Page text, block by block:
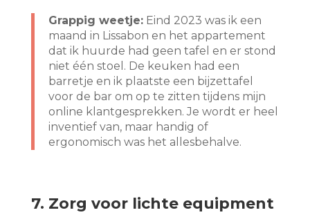
Grappig weetje:Eind 2023 was ik een
maand in Lissabon en het appartement
dat ik huurde had geen tafel en er stond
niet één stoel. De keuken had een
barretje en ik plaatste een bijzettafel
voor de bar om op te zitten tijdens mijn
online klantgesprekken. Je wordt er heel
inventief van, maar handig of
ergonomisch was het allesbehalve.
7. Zorg voor lichte equipment